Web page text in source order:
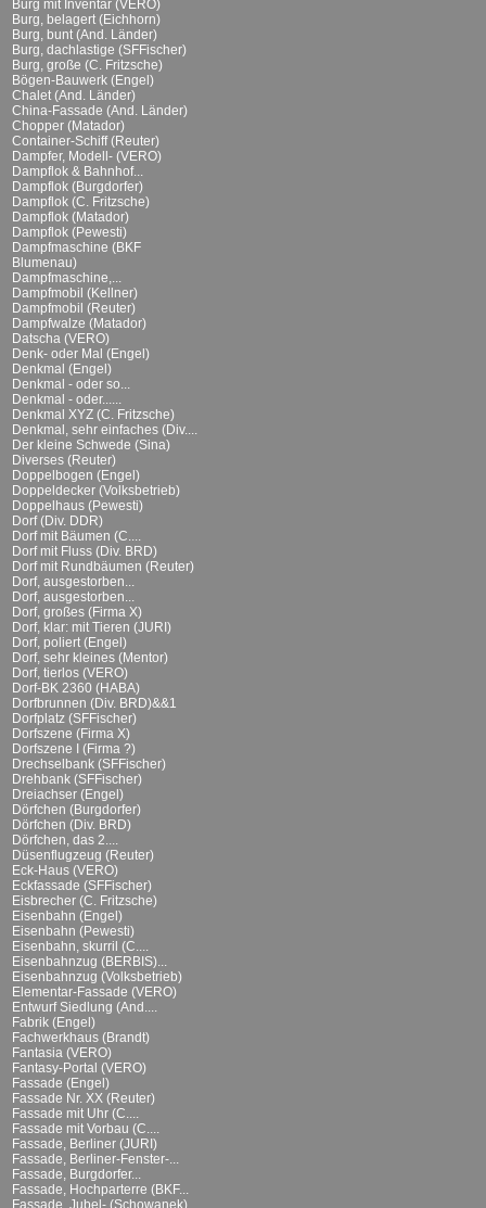
Burg mit Inventar (VERO)
Burg, belagert (Eichhorn)
Burg, bunt (And. Länder)
Burg, dachlastige (SFFischer)
Burg, große (C. Fritzsche)
Bögen-Bauwerk (Engel)
Chalet (And. Länder)
China-Fassade (And. Länder)
Chopper (Matador)
Container-Schiff (Reuter)
Dampfer, Modell- (VERO)
Dampflok & Bahnhof...
Dampflok (Burgdorfer)
Dampflok (C. Fritzsche)
Dampflok (Matador)
Dampflok (Pewesti)
Dampfmaschine (BKF
Blumenau)
Dampfmaschine,...
Dampfmobil (Kellner)
Dampfmobil (Reuter)
Dampfwalze (Matador)
Datscha (VERO)
Denk- oder Mal (Engel)
Denkmal (Engel)
Denkmal - oder so...
Denkmal - oder......
Denkmal XYZ (C. Fritzsche)
Denkmal, sehr einfaches (Div....
Der kleine Schwede (Sina)
Diverses (Reuter)
Doppelbogen (Engel)
Doppeldecker (Volksbetrieb)
Doppelhaus (Pewesti)
Dorf (Div. DDR)
Dorf mit Bäumen (C....
Dorf mit Fluss (Div. BRD)
Dorf mit Rundbäumen (Reuter)
Dorf, ausgestorben...
Dorf, ausgestorben...
Dorf, großes (Firma X)
Dorf, klar: mit Tieren (JURI)
Dorf, poliert (Engel)
Dorf, sehr kleines (Mentor)
Dorf, tierlos (VERO)
Dorf-BK 2360 (HABA)
Dorfbrunnen (Div. BRD)&&1
Dorfplatz (SFFischer)
Dorfszene (Firma X)
Dorfszene I (Firma ?)
Drechselbank (SFFischer)
Drehbank (SFFischer)
Dreiachser (Engel)
Dörfchen (Burgdorfer)
Dörfchen (Div. BRD)
Dörfchen, das 2....
Düsenflugzeug (Reuter)
Eck-Haus (VERO)
Eckfassade (SFFischer)
Eisbrecher (C. Fritzsche)
Eisenbahn (Engel)
Eisenbahn (Pewesti)
Eisenbahn, skurril (C....
Eisenbahnzug (BERBIS)...
Eisenbahnzug (Volksbetrieb)
Elementar-Fassade (VERO)
Entwurf Siedlung (And....
Fabrik (Engel)
Fachwerkhaus (Brandt)
Fantasia (VERO)
Fantasy-Portal (VERO)
Fassade (Engel)
Fassade Nr. XX (Reuter)
Fassade mit Uhr (C....
Fassade mit Vorbau (C....
Fassade, Berliner (JURI)
Fassade, Berliner-Fenster-...
Fassade, Burgdorfer...
Fassade, Hochparterre (BKF...
Fassade, Jubel- (Schowanek)